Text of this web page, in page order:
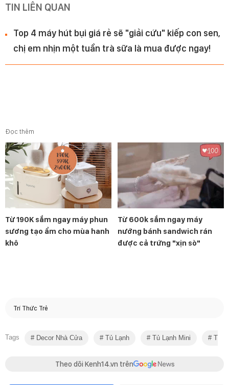
TIN LIÊN QUAN
Top 4 máy hút bụi giá rẻ sẽ "giải cứu" kiếp con sen,
chị em nhịn một tuần trà sữa là mua được ngay!
Đọc thêm
Từ 190K sắm ngay máy phun
sương tạo ẩm cho mùa hanh
khô
Từ 600k sắm ngay máy
nướng bánh sandwich rán
được cả trứng "xịn sò"
Trí Thức Trẻ
Tags Decor Nhà Cửa Tủ Lạnh Tủ Lạnh Mini Tiêu
Theo dõi Kenh14.vn trên